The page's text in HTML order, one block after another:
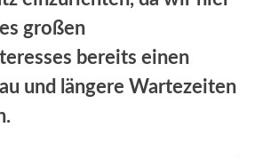
großen
bereits einen
und längere Wartezeiten